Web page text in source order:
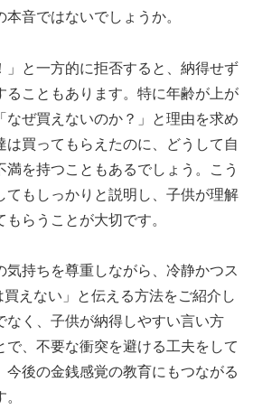
音ではないでしょうか。
」と一方的に拒否すると、納得せず
ることもあります。特に年齢が上が
なぜ買えないのか？」と理由を求め
は買ってもらえたのに、どうして自
満を持つこともあるでしょう。こう
てもしっかりと説明し、子供が理解
らうことが大切です。
気持ちを尊重しながら、冷静かつス
えない」と伝える方法をご紹介し
なく、子供が納得しやすい言い方
で、不要な衝突を避ける工夫をして
今後の金銭感覚の教育にもつながる